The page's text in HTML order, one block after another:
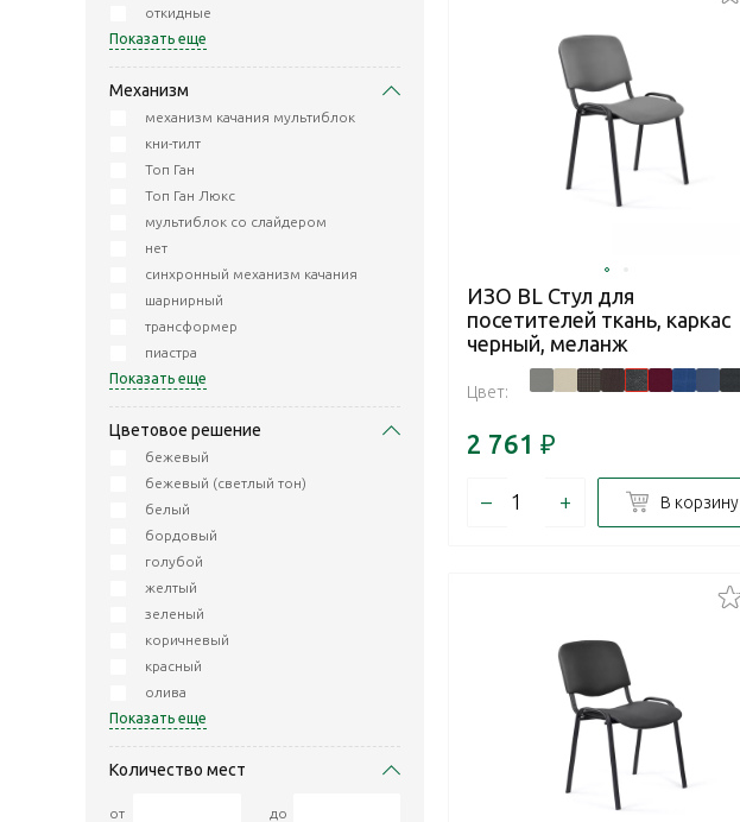
откидные
Показать еще
Механизм
механизм качания мультиблок
кни-тилт
Топ Ган
Топ Ган Люкс
мультиблок со слайдером
нет
синхронный механизм качания
шарнирный
трансформер
пиастра
Показать еще
Цветовое решение
бежевый
бежевый (светлый тон)
белый
бордовый
голубой
желтый
зеленый
коричневый
красный
олива
Показать еще
Количество мест
от до
ИЗО BL Стул для
посетителей ткань, каркас
черный, меланж
Цвет:
2 761 ₽
– + В корзину